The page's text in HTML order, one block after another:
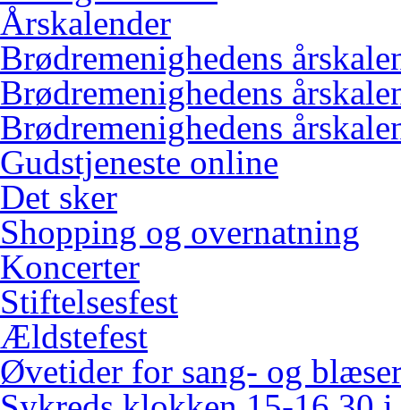
Årskalender
Brødremenighedens
Brødremenighedens
Brødremenighedens
Gudstjeneste online
Det sker
Shopping og overnatning
Koncerter
Stiftelsesfest
Ældstefest
Øvetider for sang- og